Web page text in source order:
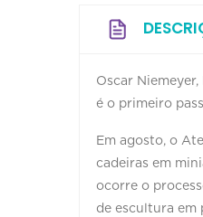
Oscar
é o primeiro
Em agosto, o
cadeiras em
ocorre o
de escultura em